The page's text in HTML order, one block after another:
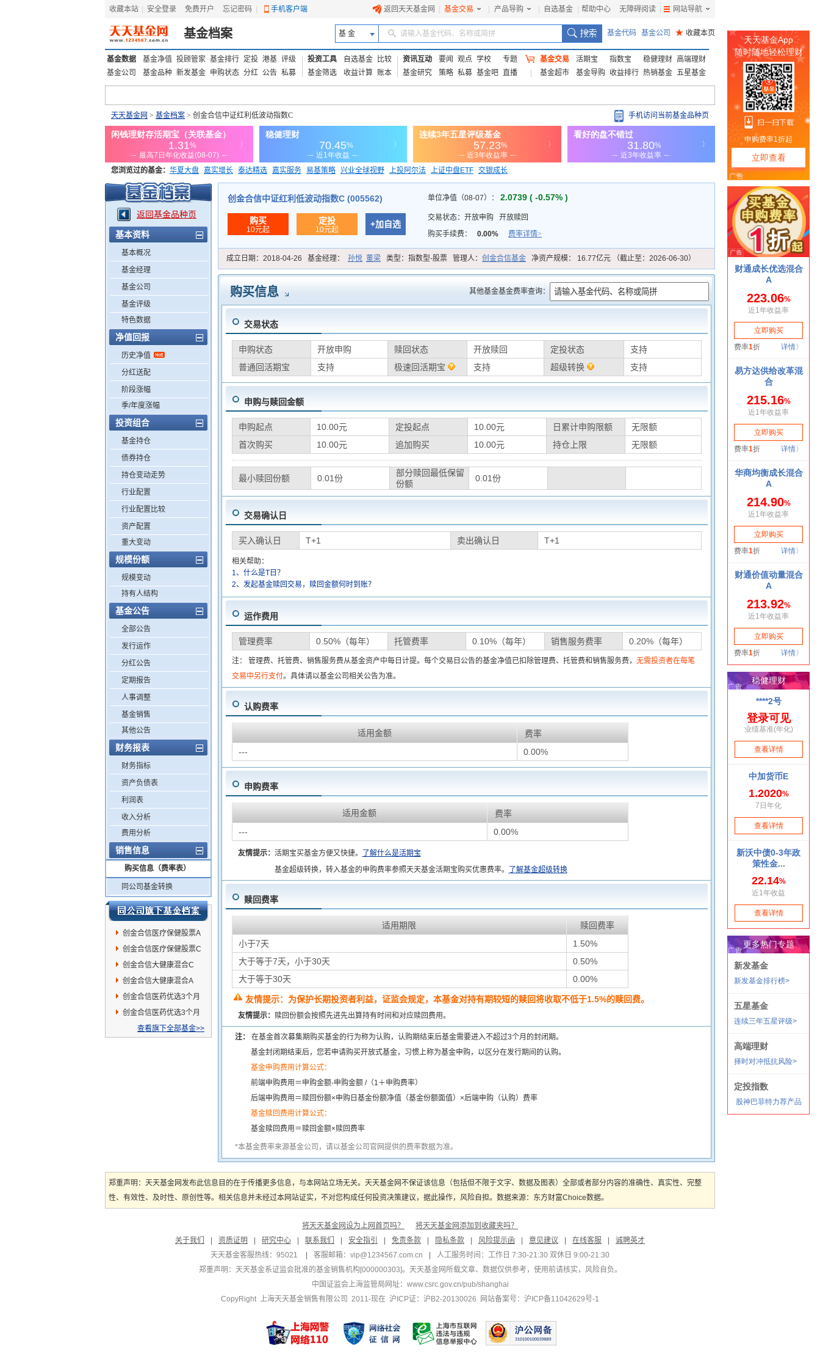
收藏本站 安全登录 免费开户 忘记密码 手机客户端 返回天天基金网 基金交易 产品导购 自选基金 帮助中心 无障碍阅读 网站导航
基金档案 基 金 请输入基金代码、名称或简拼 基金代码 基金公司 ★ 收藏本页
基金数据 基金净值 投顾管家 基金排行 定投 港基 评级
基金公司
基金品种 新发基金 申购状态 分红 公告 私募
投资工具 自选基金
比较
基金筛选
收益计算 账本
资讯互动 要闻 观点 学校
专题
基金研究
策略 私募 基金吧 直播
基金交易 活期宝 指数宝 稳健理财 高端理财
基金超市
基金导购 收益排行 热销基金 五星基金
天天基金网 > 基金档案 > 创金合信中证红利低波动指数C 手机访问当前基金品种页
您浏览过的基金： 华夏大盘 嘉实增长 泰达精选 嘉实服务 易基策略 兴业全球视野 上投阿尔法 上证中盘ETF 交银成长
添富优势 华安宏利 上证180价值ETF
返回基金品种页
基本资料
基本概况
基金经理
基金公司
基金评级
特色数据
净值回报
历史净值
分红送配
阶段涨幅
季/年度涨幅
投资组合
基金持仓
债券持仓
持仓变动走势
行业配置
行业配置比较
资产配置
重大变动
规模份额
规模变动
持有人结构
基金公告
全部公告
发行运作
分红公告
定期报告
人事调整
基金销售
其他公告
财务报表
财务指标
资产负债表
利润表
收入分析
费用分析
销售信息
购买信息（费率表）
同公司基金转换
创金合信医疗保健股票A
创金合信医疗保健股票C
创金合信大健康混合C
创金合信大健康混合A
创金合信医药优选3个月
持有混合C
创金合信医药优选3个月
持有混合A
查看旗下全部基金>>
创金合信中证红利低波动指数C (005562)
购买
10元起
定投
10元起
+加自选
单位净值（08-07）： 2.0739 ( -0.57% )
交易状态： 开放申购
开放赎回
购买手续费：
0.00% 费率详情>
成立日期： 2018-04-26 基金经理： 孙悦 董梁 类型： 指数型-股票 管理人： 创金合信基金 净资产规模： 16.77亿元 （截止至：2026-06-30）
购买信息 其他基金基金费率查询：
交易状态
申购状态 开放申购 赎回状态 开放赎回 定投状态
支持
普通回活期宝
支持 极速回活期宝 支持 超级转换 支持
申购与赎回金额
申购起点 10.00元 定投起点 10.00元 日累计申购限额
无限额
首次购买
10.00元 追加购买 10.00元 持仓上限 无限额
最小赎回份额 0.01份
部分赎回最低保留
份额
0.01份
交易确认日
买入确认日 T+1 卖出确认日 T+1
相关帮助：
1、什么是T日？
2、发起基金赎回交易，赎回金额何时到账？
运作费用
管理费率 0.50%（每年） 托管费率 0.10%（每年） 销售服务费率 0.20%（每年）
注： 管理费、托管费、销售服务费从基金资产中每日计提。每个交易日公告的基金净值已扣除管理费、托管费和销售服务费， 无需投资者在每笔
交易中另行支付。具体请以基金公司相关公告为准。
认购费率
适用金额
费率
---
0.00%
申购费率
适用金额
费率
---
0.00%
友情提示： 活期宝买基金方便又快捷。
了解什么是活期宝
基金超级转换，转入基金的申购费率参照天天基金活期宝购买优惠费率。
了解基金超级转换
赎回费率
适用期限
赎回费率
小于7天
1.50%
大于等于7天，小于30天
0.50%
大于等于30天
0.00%
友情提示：为保护长期投资者利益，证监会规定，本基金对持有期较短的赎回将收取不低于1.5%的赎回费。
友情提示： 赎回份额会按照先进先出算持有时间和对应赎回费用。
注： 在基金首次募集期购买基金的行为称为认购，认购期结束后基金需要进入不超过3个月的封闭期。
基金封闭期结束后，您若申请购买开放式基金，习惯上称为基金申购，以区分在发行期间的认购。
基金申购费用计算公式：
前端申购费用＝申购金额-申购金额 /（1＋申购费率）
后端申购费用＝赎回份额×申购日基金份额净值（基金份额面值）×后端申购（认购）费率
基金赎回费用计算公式：
基金赎回费用＝赎回金额×赎回费率
*本基金费率来源基金公司，请以基金公司官网提供的费率数据为准。
郑重声明：天天基金网发布此信息目的在于传播更多信息，与本网站立场无关。天天基金网不保证该信息（包括但不限于文字、数据及图表）全部或者部分内容的准确性、真实性、完整
性、有效性、及时性、原创性等。相关信息并未经过本网站证实，不对您构成任何投资决策建议，据此操作，风险自担。数据来源：东方财富Choice数据。
将天天基金网设为上网首页吗？
将天天基金网添加到收藏夹吗？
关于我们
资质证明 研究中心 联系我们 安全指引 免责条款 隐私条款 风险提示函 意见建议 在线客服
诚聘英才
天天基金客服热线：95021
客服邮箱： vip@1234567.com.cn
人工服务时间：工作日 7:30-21:30 双休日 9:00-21:30
郑重声明： 天天基金系证监会批准的基金销售机构[000000303]。天天基金网所载文章、数据仅供参考，使用前请核实，风险自负。
中国证监会上海监管局网址： www.csrc.gov.cn/pub/shanghai
CopyRight 上海天天基金销售有限公司 2011-现在 沪ICP证：沪B2-20130026
网站备案号：沪ICP备11042629号-1